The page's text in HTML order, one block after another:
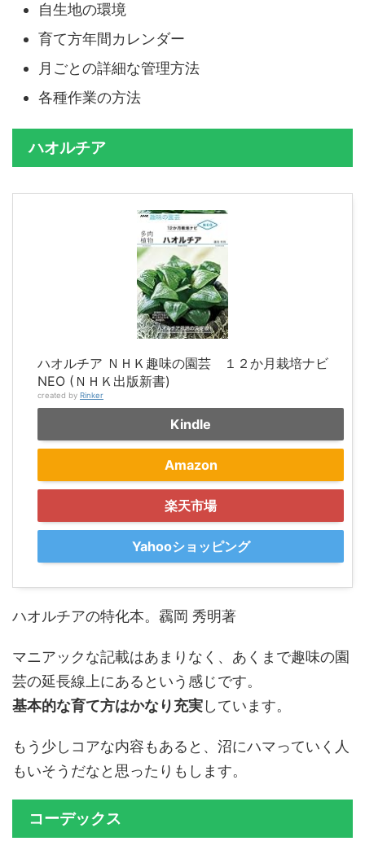
自生地の環境
育て方年間カレンダー
月ごとの詳細な管理方法
各種作業の方法
ハオルチア
ハオルチア ＮＨＫ趣味の園芸 １２か月栽培ナビ
NEO (ＮＨＫ出版新書)
created by Rinker
Kindle
Amazon
楽天市場
Yahooショッピング
ハオルチアの特化本。靏岡 秀明著
マニアックな記載はあまりなく、あくまで趣味の園
芸の延長線上にあるという感じです。
基本的な育て方はかなり充実しています。
もう少しコアな内容もあると、沼にハマっていく人
もいそうだなと思ったりもします。
コーデックス